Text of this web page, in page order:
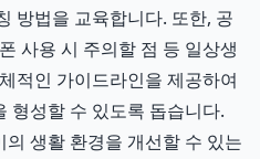
방법을 교육합니다. 또한, 공
사용 시 주의할 점 등 일상생
적인 가이드라인을 제공하여
형성할 수 있도록 돕습니다.
생활 환경을 개선할 수 있는